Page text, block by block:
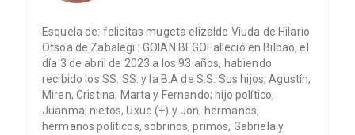
Esquela de: felicitas mugeta elizalde Viuda de Hilario
Otsoa de Zabalegi | GOIAN BEGOFalleció en Bilbao, el
día 3 de abril de 2023 a los 93 años, habiendo
recibido los SS. SS. y la B.A de S.S. Sus hijos, Agustín,
Miren, Cristina, Marta y Fernando; hijo político,
Juanma; nietos, Uxue (+) y Jon; hermanos,
hermanos políticos, sobrinos, primos, Gabriela y